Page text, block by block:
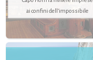
ai confini dell’impossibile